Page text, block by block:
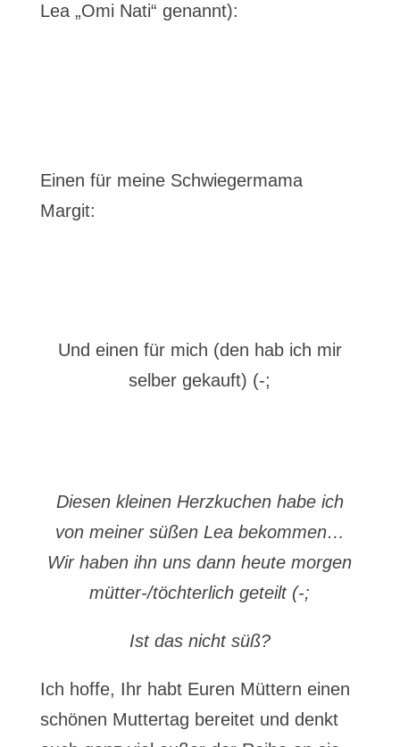
Lea „Omi Nati“ genannt):
Einen für meine Schwiegermama
Margit:
Und einen für mich (den hab ich mir
selber gekauft) (-;
Diesen kleinen Herzkuchen habe ich
von meiner süßen Lea bekommen…
Wir haben ihn uns dann heute morgen
mütter-/töchterlich geteilt (-;
Ist das nicht süß?
Ich hoffe, Ihr habt Euren Müttern einen
schönen Muttertag bereitet und denkt